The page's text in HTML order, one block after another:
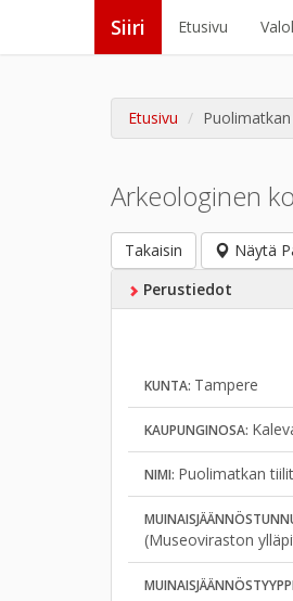
Siiri Etusivu
Etusivu
Arkeologinen
Takaisin
Näytä
Perustiedot
KUNTA: Tampere
KAUPUNGINOSA:
NIMI: Puolimatkan
(Museoviraston